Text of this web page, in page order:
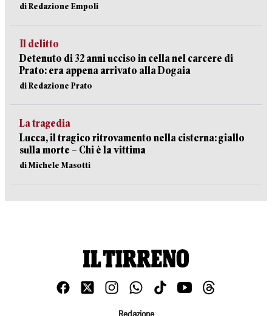
di Redazione Empoli
Il delitto
Detenuto di 32 anni ucciso in cella nel carcere di
Prato: era appena arrivato alla Dogaia
di Redazione Prato
La tragedia
Lucca, il tragico ritrovamento nella cisterna: giallo
sulla morte – Chi è la vittima
di Michele Masotti